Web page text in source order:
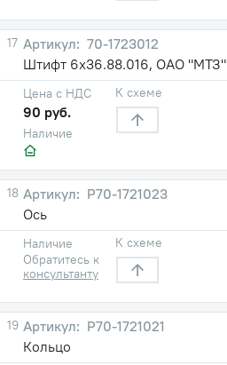
17
70-1723012
Штифт 6х36.88.016, ОАО "МТЗ"
Наличие
Цена с НДС
90 руб.
К схеме
18
Р70-1721023
Ось
Наличие
Обратитесь к
консультанту
К схеме
19
Р70-1721021
Кольцо